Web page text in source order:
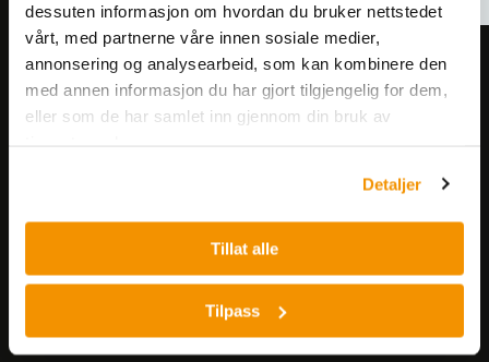
dessuten informasjon om hvordan du bruker nettstedet
vårt, med partnerne våre innen sosiale medier,
annonsering og analysearbeid, som kan kombinere den
med annen informasjon du har gjort tilgjengelig for dem,
eller som de har samlet inn gjennom din bruk av
Detaljer
Tillat alle
Tilpass
Meld deg på vårt nyhetsbrev!
Få informasjon om produkter,
arrangementer og kampanjer.